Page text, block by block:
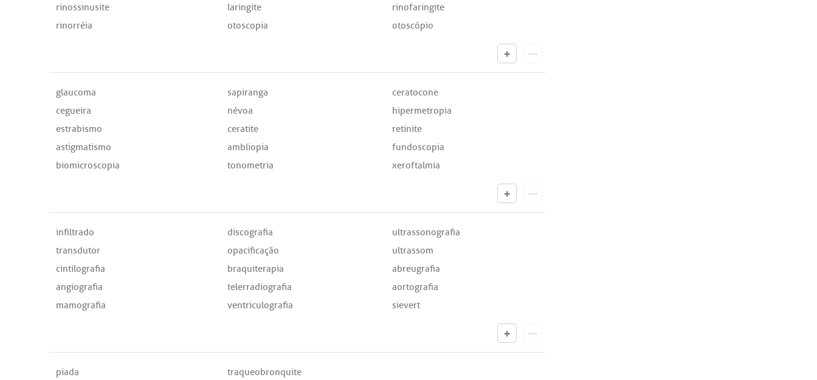
rinossinusite
rinorréia
laringite
otoscopia
rinofaringite
otoscópio
glaucoma
cegueira
estrabismo
astigmatismo
biomicroscopia
sapiranga
névoa
ceratite
ambliopia
tonometria
ceratocone
hipermetropia
retinite
fundoscopia
xeroftalmia
infiltrado
transdutor
cintilografia
angiografia
mamografia
discografia
opacificação
braquiterapia
telerradiografia
ventriculografia
ultrassonografia
ultrassom
abreugrafia
aortografia
sievert
piada traqueobronquite